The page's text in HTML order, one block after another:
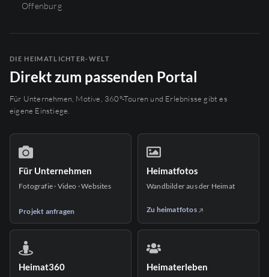
Offenburg
DIE HEIMATLICHTER-WELT
Direkt zum passenden Portal
Für Unternehmen, Motive, 360°-Touren und Erlebnisse gibt es
eigene Einstiege.
Für Unternehmen
Fotografie · Video · Websites
Projekt anfragen
Heimatfotos
Wandbilder aus der Heimat
Zu heimatfotos
Heimat360 Heimaterleben